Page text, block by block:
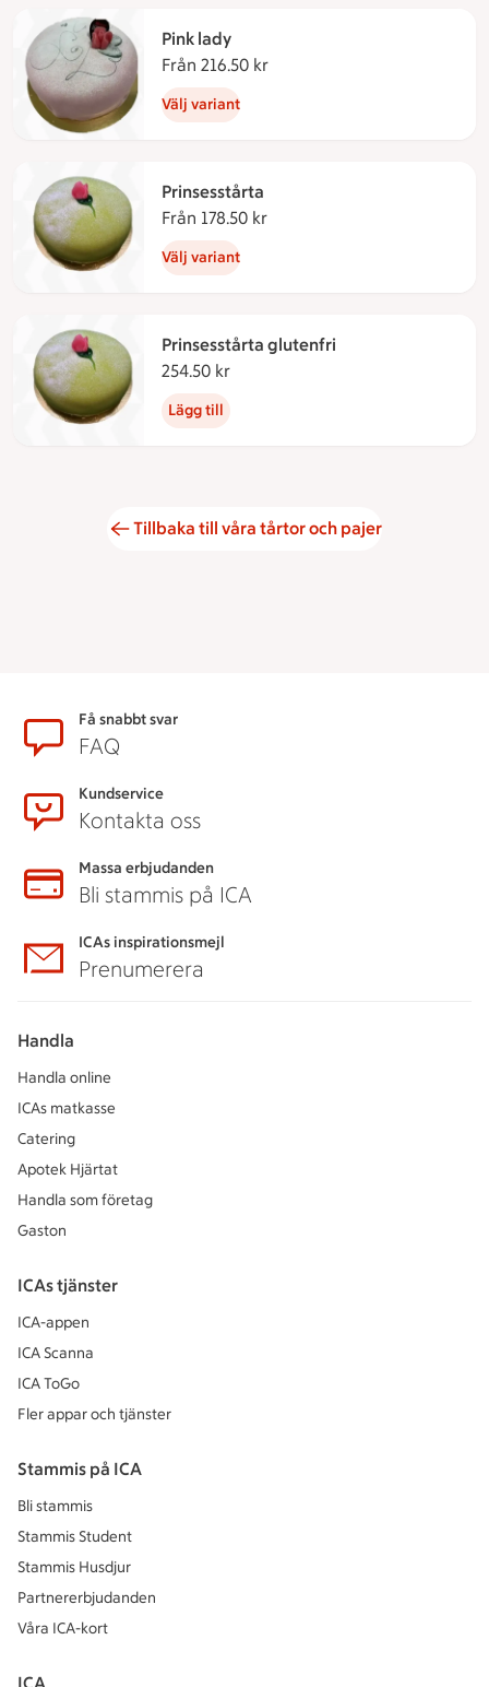
Pink lady
Från 216.50 kr
Välj variant
Prinsesstårta
Från 178.50 kr
Välj variant
Prinsesstårta glutenfri
254.50 kr
Lägg till
Tillbaka till våra tårtor och pajer
SidfotFå snabbt svar
FAQ
Kundservice
Kontakta oss
Massa erbjudanden
Bli stammis på ICA
ICAs inspirationsmejl
Prenumerera
Handla
Handla online
ICAs matkasse
Catering
Apotek Hjärtat
Handla som företag
Gaston
ICAs tjänster
ICA-appen
ICA Scanna
ICA ToGo
Fler appar och tjänster
Stammis på ICA
Bli stammis
Stammis Student
Stammis Husdjur
Partnererbjudanden
Våra ICA-kort